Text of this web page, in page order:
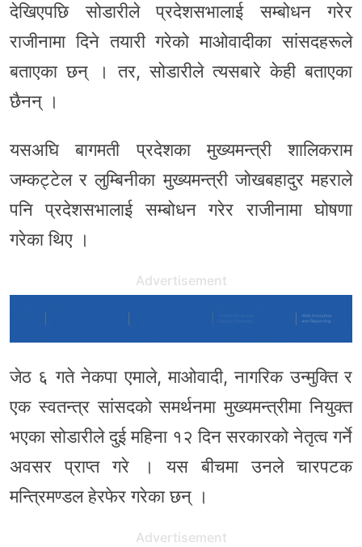
देखिएपछि सोडारीले प्रदेशसभालाई सम्बोधन गरेर
राजीनामा दिने तयारी गरेको माओवादीका सांसदहरूले
बताएका छन् । तर, सोडारीले त्यसबारे केही बताएका
छैनन् ।
यसअघि बागमती प्रदेशका मुख्यमन्त्री शालिकराम
जम्कट्टेल र लुम्बिनीका मुख्यमन्त्री जोखबहादुर महराले
पनि प्रदेशसभालाई सम्बोधन गरेर राजीनामा घोषणा
गरेका थिए ।
Advertisement
जेठ ६ गते नेकपा एमाले, माओवादी, नागरिक उन्मुक्ति र
एक स्वतन्त्र सांसदको समर्थनमा मुख्यमन्त्रीमा नियुक्त
भएका सोडारीले दुई महिना १२ दिन सरकारको नेतृत्व गर्ने
अवसर प्राप्त गरे । यस बीचमा उनले चारपटक
मन्त्रिमण्डल हेरफेर गरेका छन् ।
Advertisement